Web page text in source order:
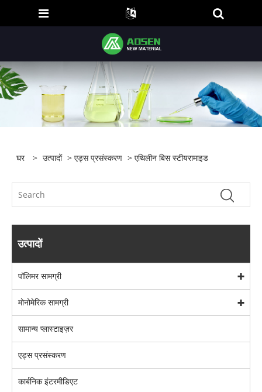
घर > उत्पादों >एड्स प्रसंस्करण > एथिलीन बिस स्टीयरामाइड
उत्पादों
पॉलिमर सामग्री
मोनोमेरिक सामग्री
सामान्य प्लास्टाइज़र
एड्स प्रसंस्करण
कार्बनिक इंटरमीडिएट